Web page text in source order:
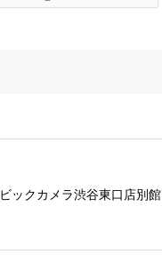
ビックカメラ渋谷東口店別館